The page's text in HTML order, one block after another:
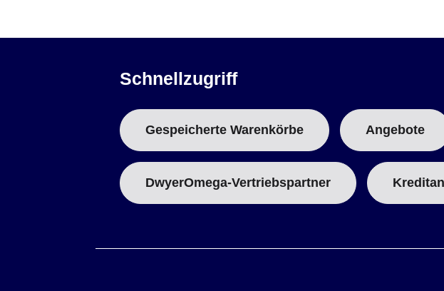
Schnellzugriff
Gespeicherte Warenkörbe Angebote
DwyerOmega-Vertriebspartner